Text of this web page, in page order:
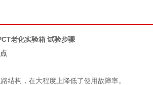
老化实验箱 试验步骤
构，在大程度上降低了使用故障率。